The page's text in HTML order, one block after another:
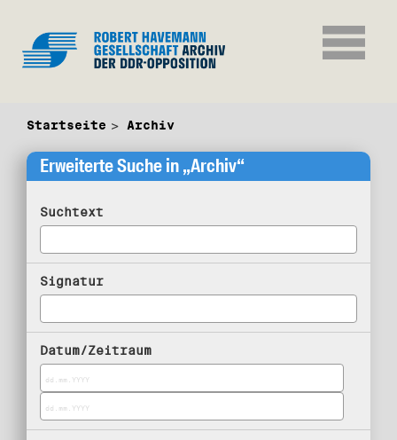
Startseite Archiv
Erweiterte Suche in „Archiv“
Suchtext
Signatur
Datum/Zeitraum